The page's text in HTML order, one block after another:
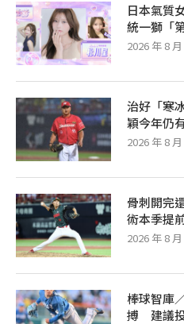
日本氣質
統一獅「
2026 年 8
治好「寒
穎今年仍
2026 年 8
骨刺開完
術本季提
2026 年 8
棒球智庫
搏 建議